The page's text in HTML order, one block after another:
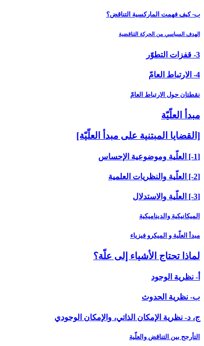
ب- كيف فهمت الماركسية التناقض؟
الهدف السياسي من الحركة التناقضية
3- قفزات التطوّر
4- الارتباط العامّ‏
نقطتان حول الارتباط العامّ
مبدأ العلّيّة
[القضايا المبتنية على مبدأ العلّيّة]
[1-] العلّية وموضوعية الإحساس
[2-] العلّية والنظريات العلمية
[3-] العلّية والاستدلال
الميكانيكية والديناميكية
مبدأ العلّية و الميكرو فيزياء
لماذا تحتاج الأشياء إلى علّة؟
أ- نظرية الوجود
ب- نظرية الحدوث
ج، د- نظرية الإمكان الذاتي، والإمكان الوجودي
التأرجح بين التناقض والعلّية